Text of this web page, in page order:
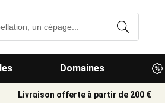
Domaines
Livraison offerte à partir de 200 €